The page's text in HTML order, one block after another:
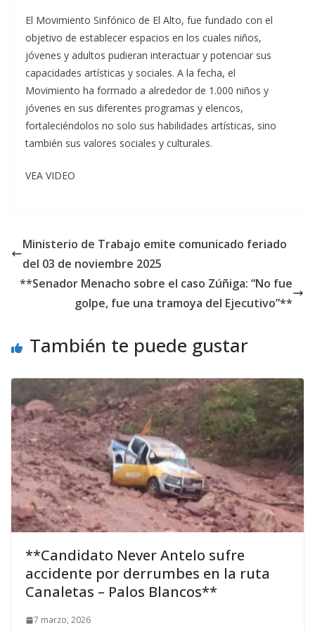
El Movimiento Sinfónico de El Alto, fue fundado con el
objetivo de establecer espacios en los cuales niños,
jóvenes y adultos pudieran interactuar y potenciar sus
capacidades artísticas y sociales. A la fecha, el
Movimiento ha formado a alrededor de 1.000 niños y
jóvenes en sus diferentes programas y elencos,
fortaleciéndolos no solo sus habilidades artísticas, sino
también sus valores sociales y culturales.
VEA VIDEO
Ministerio de Trabajo emite comunicado feriado
del 03 de noviembre 2025
**Senador Menacho sobre el caso Zúñiga: “No fue
golpe, fue una tramoya del Ejecutivo”**
También te puede gustar
**Candidato Never Antelo sufre
accidente por derrumbes en la ruta
Canaletas – Palos Blancos**
7 marzo, 2026